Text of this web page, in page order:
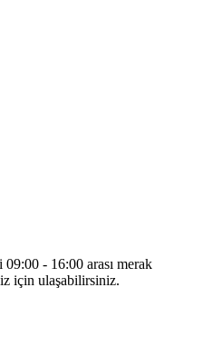
- 16:00 arası merak
için ulaşabilirsiniz.